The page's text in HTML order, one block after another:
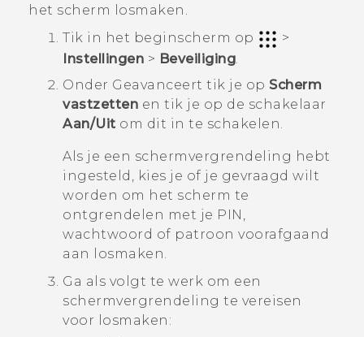
het scherm losmaken.
Tik in het beginscherm op
>
Instellingen > Beveiliging
Onder Geavanceert tik je op Scherm
vastzetten en tik je op de schakelaar
Aan/Uit om dit in te schakelen.
Als je een schermvergrendeling hebt
ingesteld, kies je of je gevraagd wilt
worden om het scherm te
ontgrendelen met je PIN,
wachtwoord of patroon voorafgaand
aan losmaken.
Ga als volgt te werk om een
schermvergrendeling te vereisen
voor losmaken: